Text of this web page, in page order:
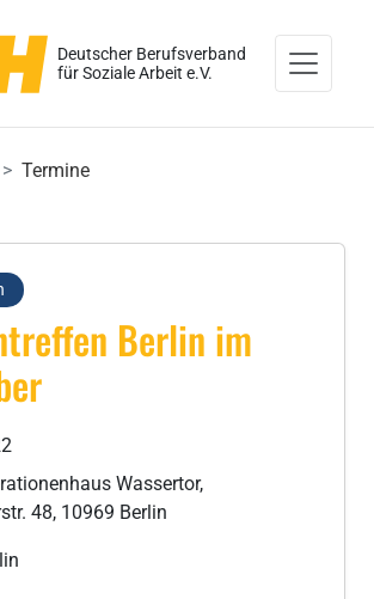
Deutscher Berufsverband
für Soziale Arbeit e.V.
Termine
Berlin im
Wassertor,
48, 10969 Berlin